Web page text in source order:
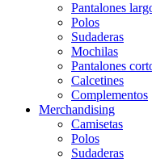
Pantalones
Polos
Sudaderas
Mochilas
Pantalones
Calcetines
Complementos
Merchandising
Camisetas
Polos
Sudaderas